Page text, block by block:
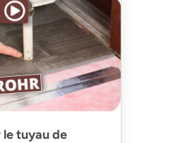
le tuyau de